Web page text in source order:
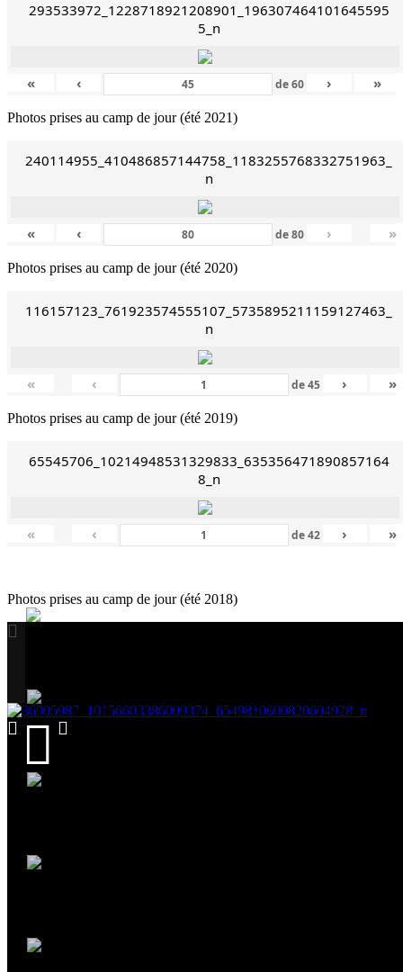
293533972_1228718921208901_196307464101645595
5_n
« ‹ de60 › »
Photos prises au camp de jour (été 2021)
240114955_410486857144758_1183255768332751963_
n
« ‹ de80 › »
Photos prises au camp de jour (été 2020)
116157123_761923574555107_5735895211159127463_
n
« ‹ de45 › »
Photos prises au camp de jour (été 2019)
65545706_10214948531329833_635356471890857164
8_n
« ‹ de42 › »
Photos prises au camp de jour (été 2018)